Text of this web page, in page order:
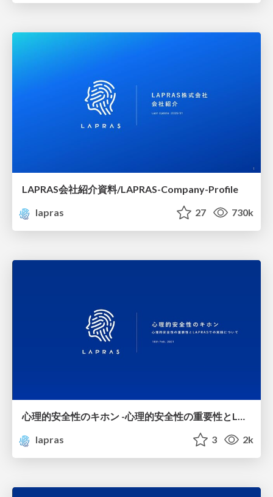
LAPRAS会社紹介資料/LAPRAS-Company-Profile
lapras
27 730k
心理的安全性のキホン -心理的安全性の重要性とLAPRASでの実践について-/basics_of_psychological_safety
lapras
3 2k